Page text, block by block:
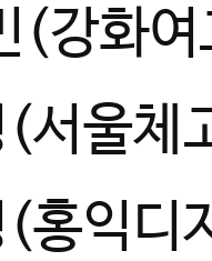
(강화
서울체
홍익디